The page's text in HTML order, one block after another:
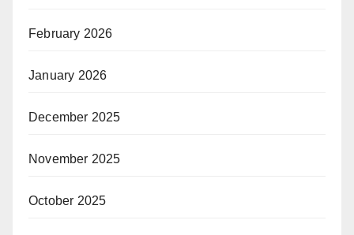
February 2026
January 2026
December 2025
November 2025
October 2025